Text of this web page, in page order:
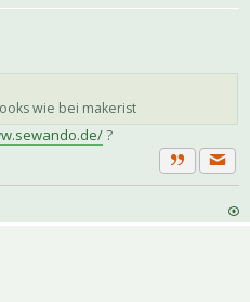
wie bei makerist
?
Zitat